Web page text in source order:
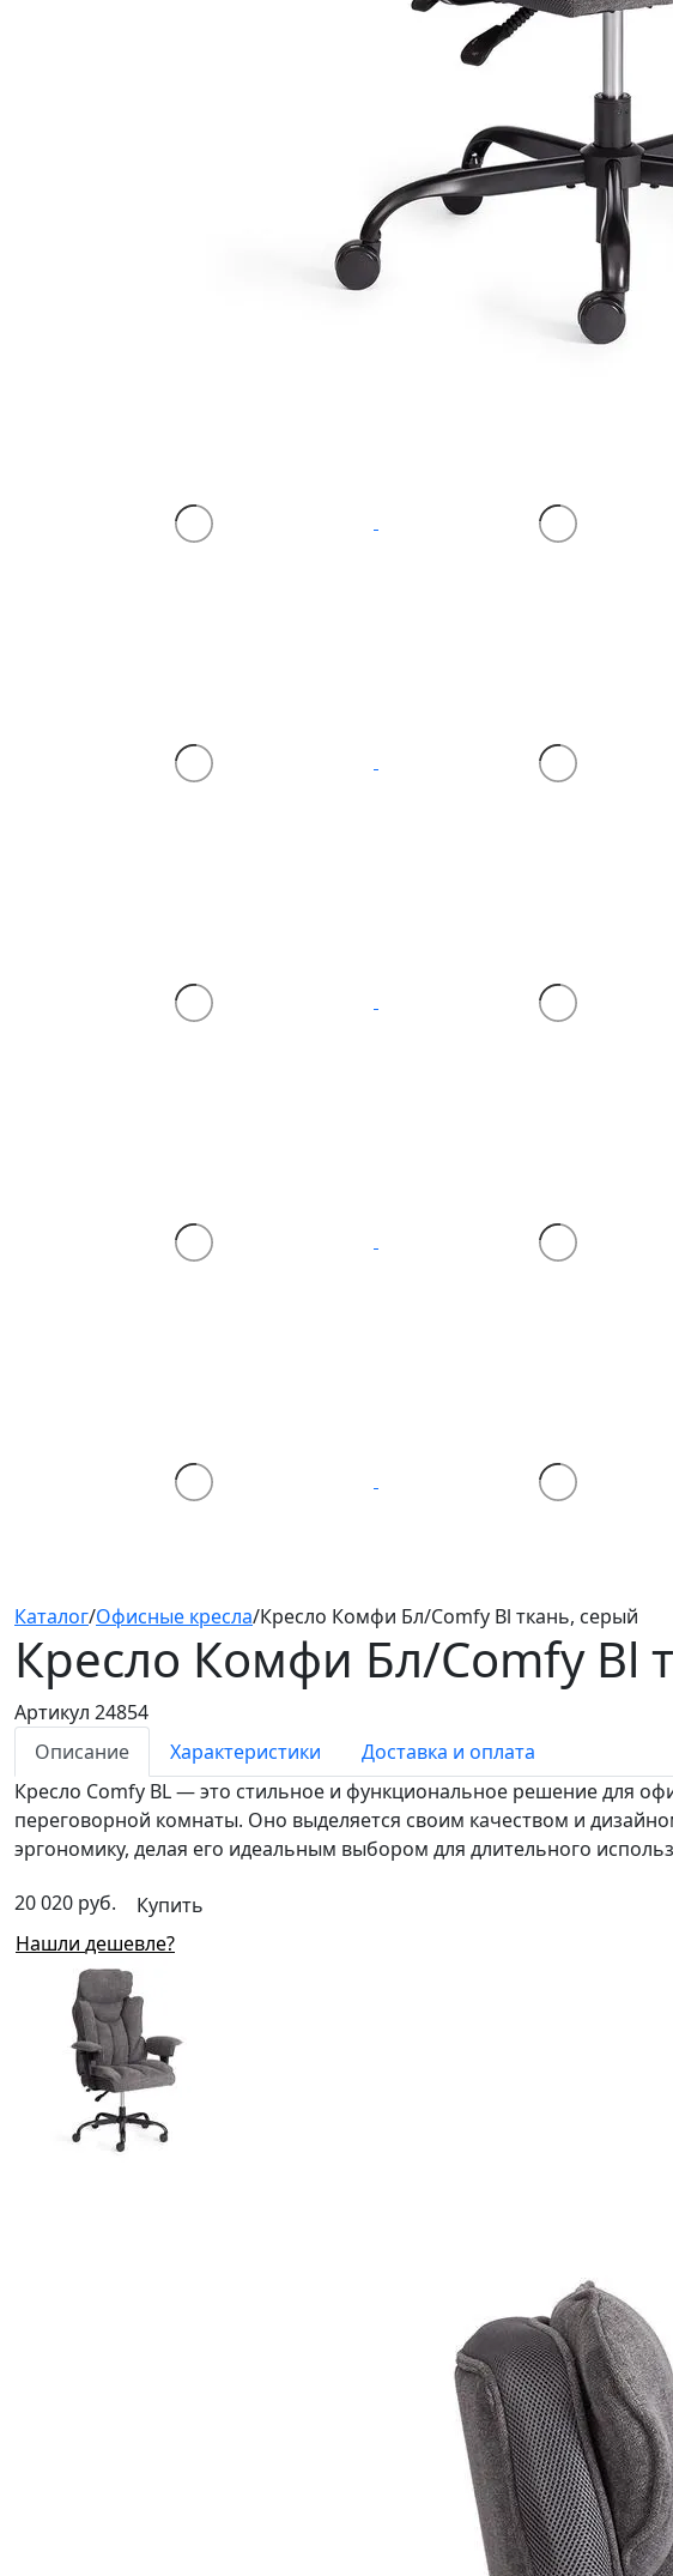
Каталог/Офисные кресла/Кресло Комфи Бл/Comfy Bl ткань, серый
Кресло Комфи Бл/Comfy Bl
Артикул 24854
Описание
Характеристики
Доставка и оплата
Кресло Comfy BL — это стильное и функциональное решение для
переговорной комнаты. Оно выделяется своим качеством и
эргономику, делая его идеальным выбором для длительного
20 020 руб.
Купить
Нашли дешевле?